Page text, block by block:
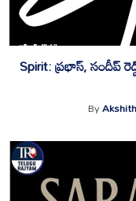
Spirit: ప్రభాస్, సందీప్
By